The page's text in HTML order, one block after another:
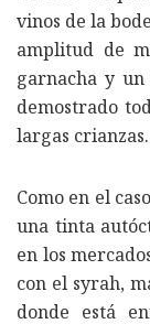
vinos de la
amplitud de
garnacha y
demostrado
largas crianzas.
Como en el
una tinta
en los
con el syrah,
donde está